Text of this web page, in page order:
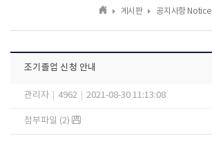
게시판 공지사항 Notice
조기졸업 신청 안내
관리자 4962 2021-08-30 11:13:08
첨부파일 (2)